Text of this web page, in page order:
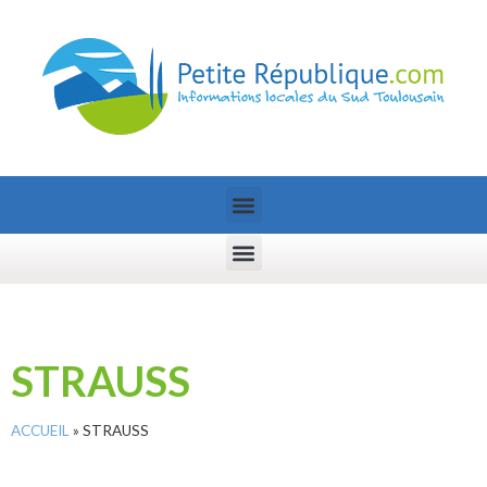
STRAUSS
ACCUEIL » STRAUSS